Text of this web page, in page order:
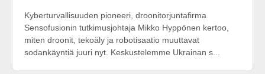
Kyberturvallisuuden pioneeri, droonitorjuntafirma
Sensofusionin tutkimusjohtaja Mikko Hyppönen kertoo,
miten droonit, tekoäly ja robotisaatio muuttavat
sodankäyntiä juuri nyt. Keskustelemme Ukrainan s...